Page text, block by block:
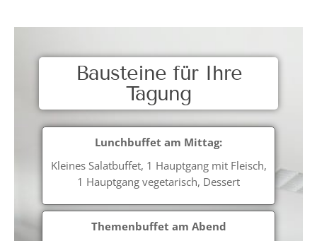
Bausteine für Ihre
Tagung
Lunchbuffet am Mittag:
Kleines Salatbuffet, 1 Hauptgang mit Fleisch,
1 Hauptgang vegetarisch, Dessert
Themenbuffet am Abend